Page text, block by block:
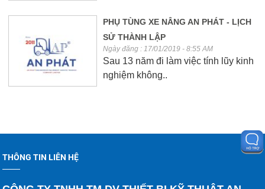
PHỤ TÙNG XE NÂNG AN PHÁT - LỊCH
SỬ THÀNH LẬP
Ngày đăng : 17/01/2019 - 8:55 AM
Sau 13 năm đi làm việc tính lũy kinh
nghiệm không..
THÔNG TIN LIÊN HỆ